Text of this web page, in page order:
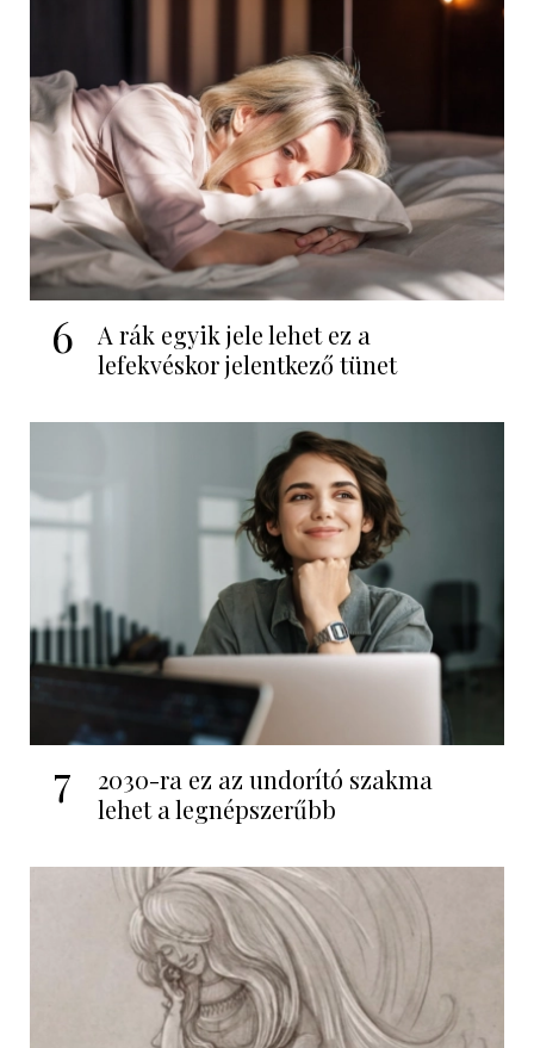
6
A rák egyik jele lehet ez a
lefekvéskor jelentkező tünet
7
2030-ra ez az undorító szakma
lehet a legnépszerűbb